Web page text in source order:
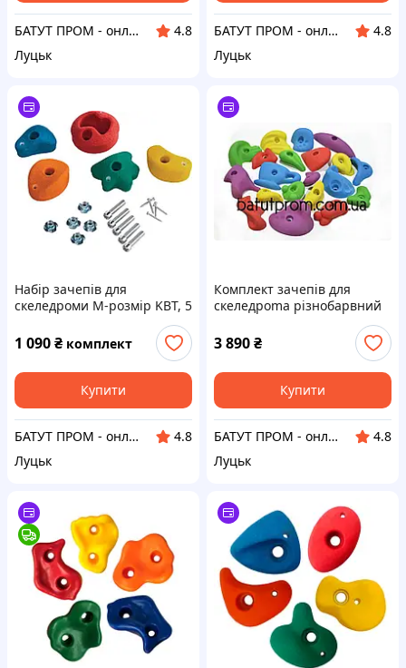
БАТУТ ПРОМ - онлайн супермаркет для дітей та батьків
4.8
Луцьк
БАТУТ ПРОМ - онлайн супермаркет для дітей та батьків
4.8
Луцьк
Набір зачепів для
скеледроми M-розмір KBT, 5
1 090₴ комплект
Купити
БАТУТ ПРОМ - онлайн супермаркет для дітей та батьків
4.8
Луцьк
Комплект зачепів для
скеледроma різнобарвний
3 890₴
Купити
БАТУТ ПРОМ - онлайн супермаркет для дітей та батьків
4.8
Луцьк